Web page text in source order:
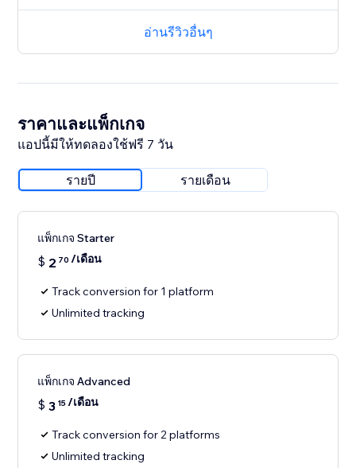
อ่านรีวิวอื่นๆ
ราคาและแพ็กเกจ
แอปนี้มีให้ทดลองใช้ฟรี 7 วัน
รายปี รายเดือน
แพ็กเกจ Starter
$ 2 70 /เดือน
Track conversion for 1 platform
Unlimited tracking
แพ็กเกจ Advanced
$ 3 15/เดือน
Track conversion for 2 platforms
Unlimited tracking